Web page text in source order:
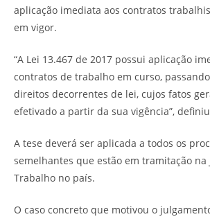
aplicação imediata aos contratos
em vigor.
“A Lei 13.467 de 2017 possui aplicação
contratos de trabalho em curso,
direitos decorrentes de lei, cujos fatos
efetivado a partir da sua vigência”,
A tese deverá ser aplicada a todos os
semelhantes que estão em tramitação na
Trabalho no país.
O caso concreto que motivou o